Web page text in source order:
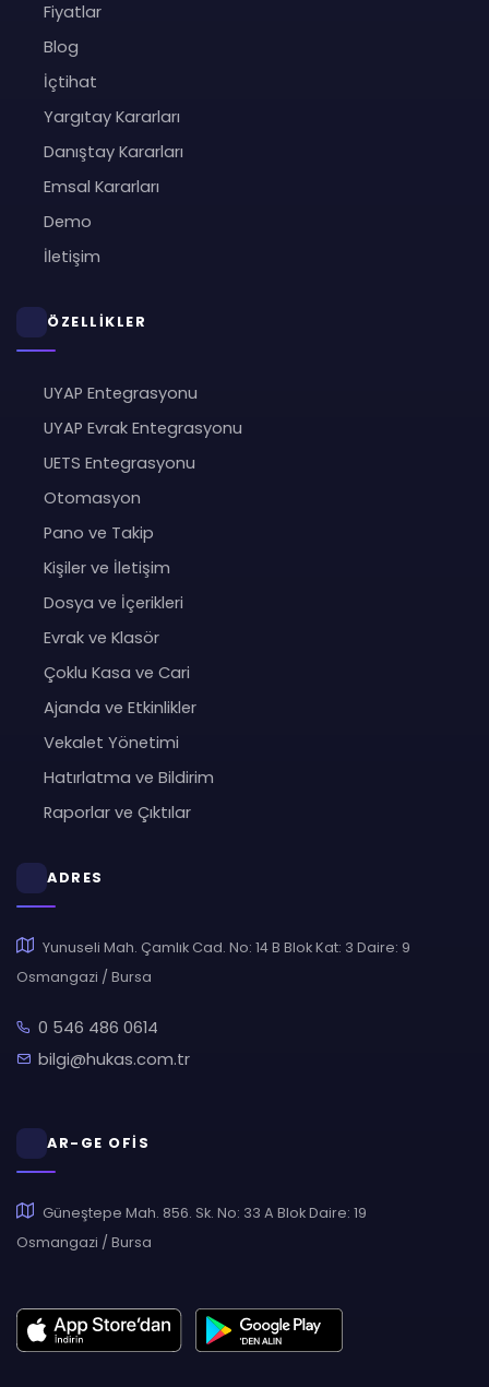
Fiyatlar
Blog
İçtihat
Yargıtay Kararları
Danıştay Kararları
Emsal Kararları
Demo
İletişim
ÖZELLİKLER
UYAP Entegrasyonu
UYAP Evrak Entegrasyonu
UETS Entegrasyonu
Otomasyon
Pano ve Takip
Kişiler ve İletişim
Dosya ve İçerikleri
Evrak ve Klasör
Çoklu Kasa ve Cari
Ajanda ve Etkinlikler
Vekalet Yönetimi
Hatırlatma ve Bildirim
Raporlar ve Çıktılar
ADRES
Yunuseli Mah. Çamlık Cad. No: 14 B Blok Kat: 3 Daire: 9
Osmangazi / Bursa
0 546 486 0614
bilgi@hukas.com.tr
AR-GE OFİS
Güneştepe Mah. 856. Sk. No: 33 A Blok Daire: 19
Osmangazi / Bursa